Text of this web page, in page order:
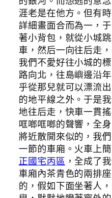
涯老是在他方。但有
詳細畫面合而為一，
著小背包，就從小城
車，然后一向往后走
我們不愛好往小城的
路向北，往島嶼邊沿
乎從那兒就可以漂流
的地平線之外。于是
地往后走，快車一貫
哐啷哐啷的聲響，全
將近散開來似的，我
一節的車廂。火車上
正國宅丙區 ，全成了
車廂內茶青色的兩排
的，假如下面坐著人